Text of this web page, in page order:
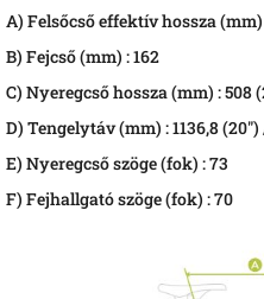
A) Felsőcső effektív hossza (mm)
B) Fejcső (mm) :162
C) Nyeregcső hossza (mm) :508
D) Tengelytáv (mm) :1136,8
E) Nyeregcső szöge (fok) :73
F) Fejhallgató szöge (fok) :70